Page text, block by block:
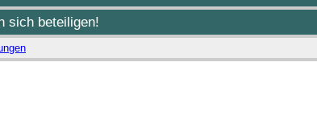
sich beteiligen!